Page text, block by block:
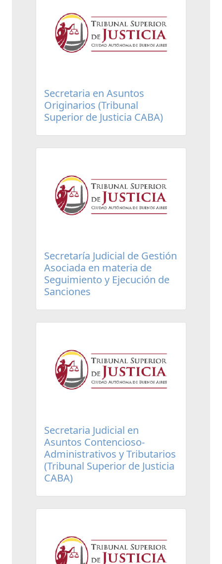
Secretaria en Asuntos
Originarios (Tribunal
Superior de Justicia CABA)
Secretaría Judicial de Gestión
Asociada en materia de
Seguimiento y Ejecución de
Sanciones
Secretaria Judicial en
Asuntos Contencioso-
Administrativos y Tributarios
(Tribunal Superior de Justicia
CABA)